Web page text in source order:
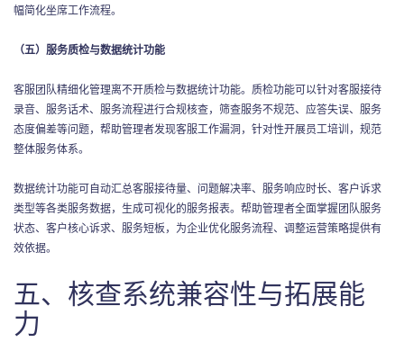
幅简化坐席工作流程。
（五）服务质检与数据统计功能
客服团队精细化管理离不开质检与数据统计功能。质检功能可以针对客服接待
录音、服务话术、服务流程进行合规核查，筛查服务不规范、应答失误、服务
态度偏差等问题，帮助管理者发现客服工作漏洞，针对性开展员工培训，规范
整体服务体系。
数据统计功能可自动汇总客服接待量、问题解决率、服务响应时长、客户诉求
类型等各类服务数据，生成可视化的服务报表。帮助管理者全面掌握团队服务
状态、客户核心诉求、服务短板，为企业优化服务流程、调整运营策略提供有
效依据。
五、核查系统兼容性与拓展能
力